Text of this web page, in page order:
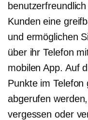
Kunden eine
und ermöglichen
über ihr Telefon
mobilen App. Auf
Punkte im
abgerufen
vergessen oder